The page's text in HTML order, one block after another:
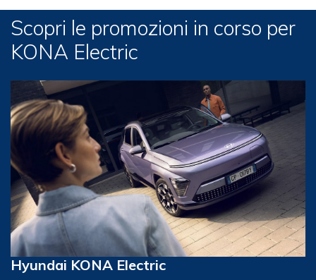
Scopri le promozioni in corso per
KONA Electric
Hyundai KONA Electric